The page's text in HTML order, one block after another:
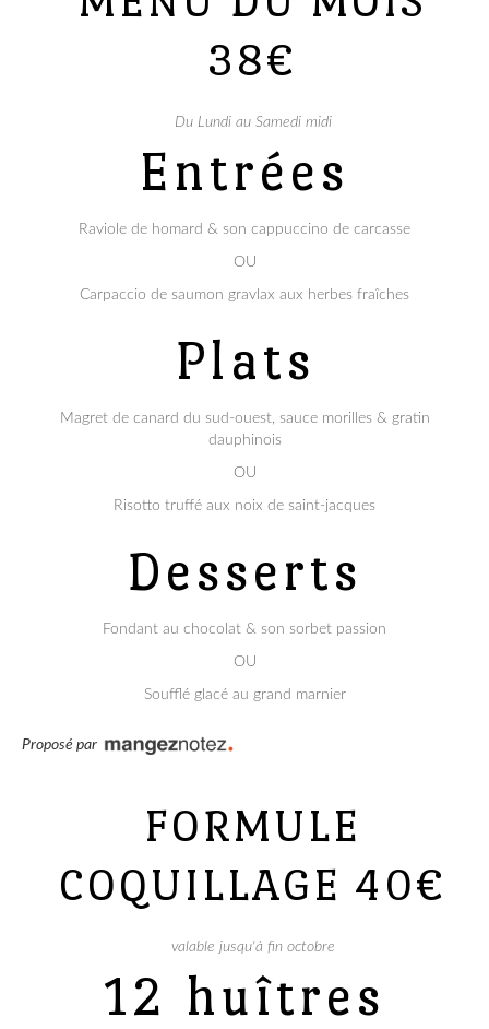
38€
Du Lundi au Samedi midi
Entrées
Raviole de homard & son cappuccino de carcasse
OU
Carpaccio de saumon gravlax aux herbes fraîches
Plats
Magret de canard du sud-ouest, sauce morilles & gratin
dauphinois
OU
Risotto truffé aux noix de saint-jacques
Desserts
Fondant au chocolat & son sorbet passion
OU
Soufflé glacé au grand marnier
Proposé par
FORMULE
COQUILLAGE 40€
valable jusqu'à fin octobre
12 huîtres